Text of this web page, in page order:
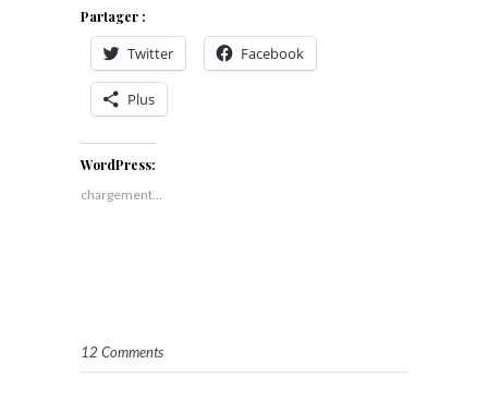
Partager :
Twitter Facebook
Plus
WordPress:
chargement…
12 Comments